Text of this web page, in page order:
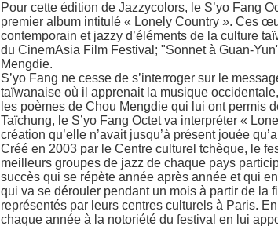
Pour cette édition de Jazzycolors, le S’yo Fang
premier album intitulé « Lonely Country ». Ces
contemporain et jazzy d’éléments de la culture
du CinemAsia Film Festival; "Sonnet à Guan-
Mengdie.
S’yo Fang ne cesse de s’interroger sur le
taïwanaise où il apprenait la musique
les poèmes de Chou Mengdie qui lui ont permis
Taïchung, le S’yo Fang Octet va interpréter «
création qu’elle n’avait jusqu’à présent jouée
Créé en 2003 par le Centre culturel tchèque, le
meilleurs groupes de jazz de chaque pays
succès qui se répète année après année et qui
qui va se dérouler pendant un mois à partir de la
représentés par leurs centres culturels à Paris.
chaque année à la notoriété du festival en lui